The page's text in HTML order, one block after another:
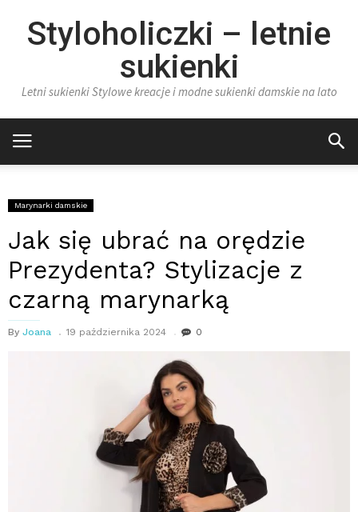
Styloholiczki – letnie
sukienki
Letni sukienki Stylowe kreacje i modne sukienki damskie na lato
Marynarki damskie
Jak się ubrać na orędzie
Prezydenta? Stylizacje z
czarną marynarką
By Joana 19 października 2024 0